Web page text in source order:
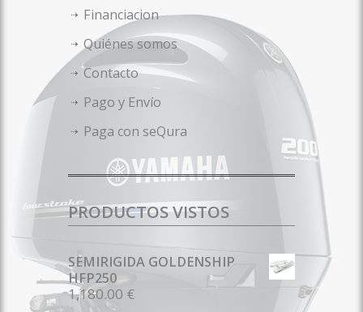
Financiacion
Quiénes somos
Contacto
Pago y Envío
Paga con seQura
PRODUCTOS VISTOS
SEMIRIGIDA GOLDENSHIP
HFP250
1,180.00 €